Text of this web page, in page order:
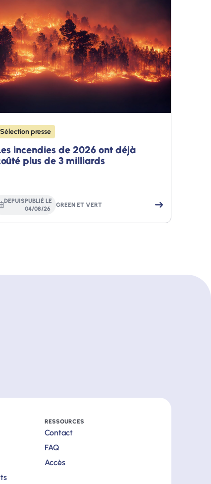
Sélection presse
incendies de 2026 ont déjà
plus de 3 milliards
DEPUISPUBLIÉ LE
04/08/26
GREEN ET VERT
RESSOURCES
Contact
FAQ
Accès